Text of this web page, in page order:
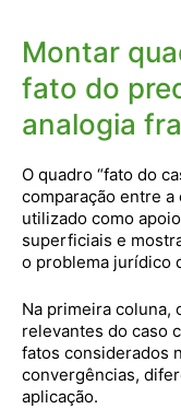
Montar
fato do
analogia
O quadro “fato do
comparação entre
utilizado como
superficiais e
o problema jurídico
Na primeira coluna,
relevantes do caso
fatos considerados
convergências,
aplicação.